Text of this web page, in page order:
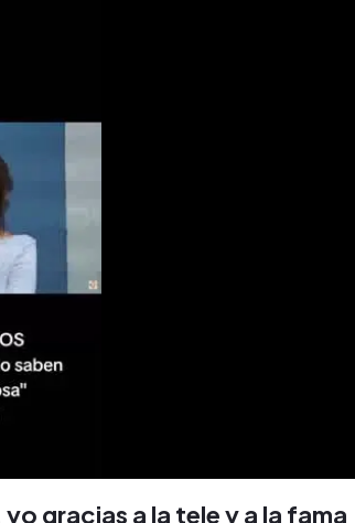
gracias a la tele y a la fama